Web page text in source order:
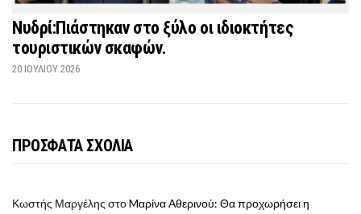
Νυδρί:Πιάστηκαν στο ξύλο οι ιδιοκτήτες
τουριστικών σκαφών.
20 ΙΟΥΛΊΟΥ 2026
ΠΡΟΣΦΑΤΑ ΣΧΟΛΙΑ
Κωστής Μαργέλης στοMαρίνα Αθερινού: Θα προχωρήσει η